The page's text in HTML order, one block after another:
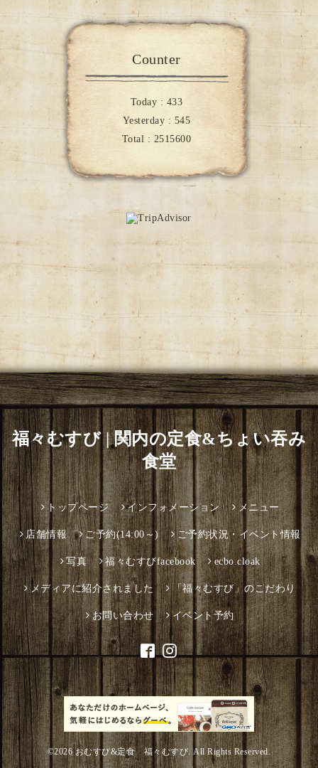
Counter
Today : 433
Yesterday : 545
Total : 2515600
福々むすび | 関内の定食&ちょい吞み
食堂
トップページ インフォメーション メニュー
店舗情報 ご予約(14:00～) ご予約状況・イベント情報
写真 福々むすびfacebook ecbo.cloak
メディアに紹介されました 「福々むすび」のこだわり
お問い合わせ イベント予約
©2026おむすび&定食 福々むすび. All Rights Reserved.